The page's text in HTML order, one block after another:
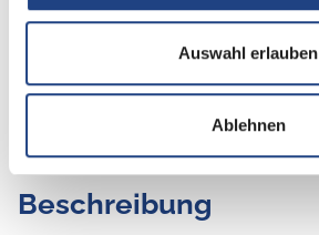
Auswahl erlauben
Ablehnen
Beschreibung